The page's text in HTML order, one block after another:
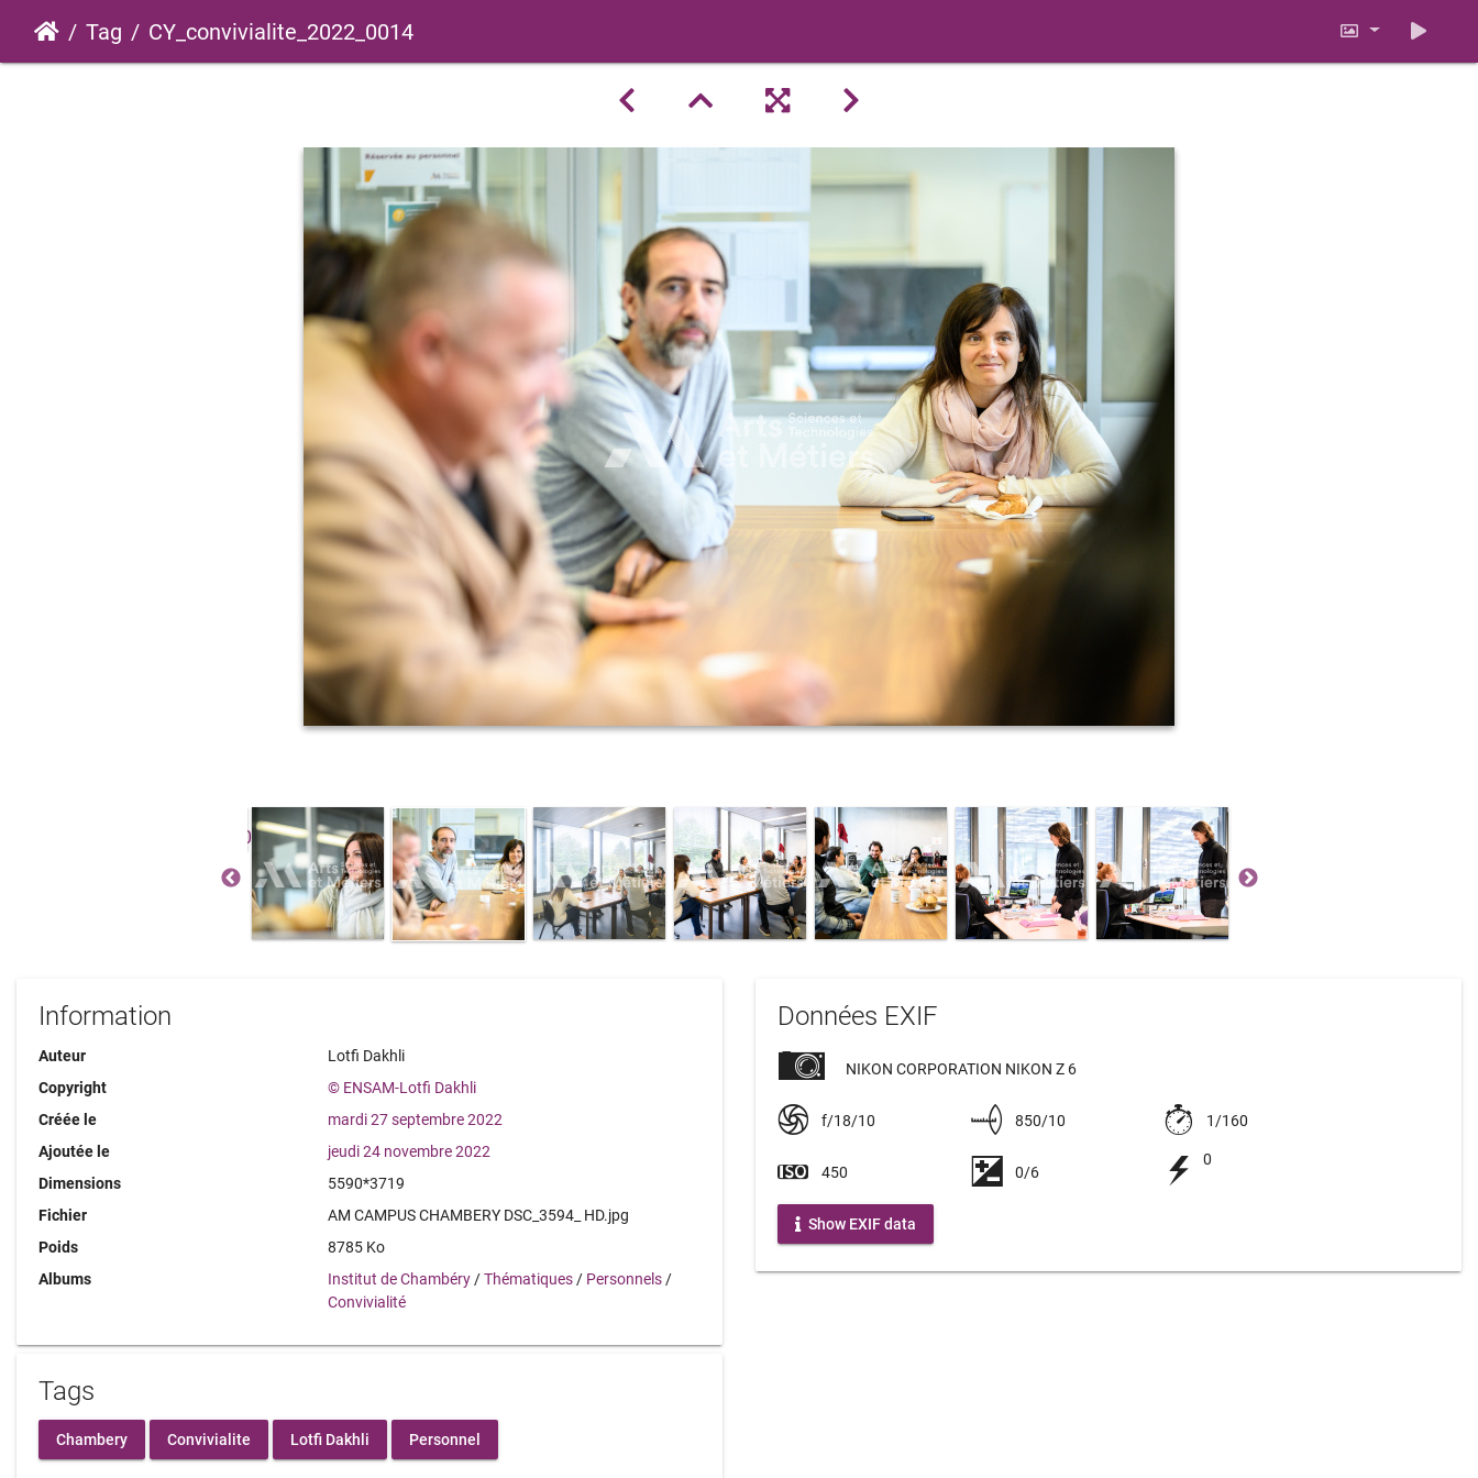
Tag CY_convivialite_2022_0014
Information
Auteur
Lotfi Dakhli
Copyright
© ENSAM-Lotfi Dakhli
Créée le
mardi 27 septembre 2022
Ajoutée le
jeudi 24 novembre 2022
Dimensions
5590*3719
Fichier
AM CAMPUS CHAMBERY DSC_3594_ HD.jpg
Poids
8785 Ko
Albums
Institut de Chambéry /Thématiques / Personnels /
Convivialité
Tags
Chambery Convivialite Lotfi Dakhli Personnel
Données EXIF
NIKON CORPORATION NIKON Z 6
f/18/10 850/10 1/160
450 0/6
0
Show EXIF data